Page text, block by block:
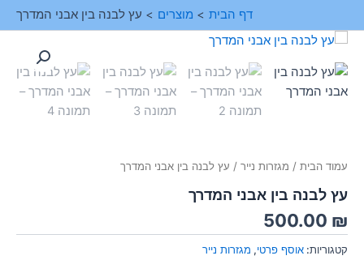
Menu
דף הבית מוצרים עץ לבנה בין אבני המדרך
עמוד הבית / מגזרות נייר / עץ לבנה בין אבני המדרך
עץ לבנה בין אבני המדרך
500.00 ₪
קטגוריות: אוסף פרטי, מגזרות נייר